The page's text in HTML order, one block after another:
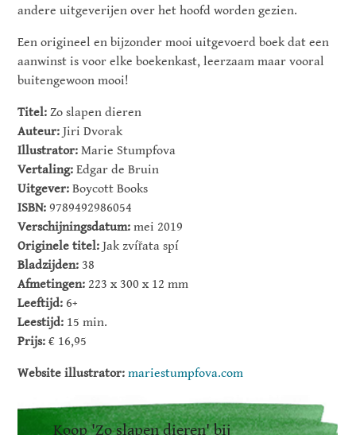
andere uitgeverijen over het hoofd worden gezien.
Een origineel en bijzonder mooi uitgevoerd boek dat een
aanwinst is voor elke boekenkast, leerzaam maar vooral
buitengewoon mooi!
Titel: Zo slapen dieren
Auteur: Jiri Dvorak
Illustrator: Marie Stumpfova
Vertaling: Edgar de Bruin
Uitgever: Boycott Books
ISBN: 9789492986054
Verschijningsdatum:mei 2019
Originele titel: Jak zvířata spí
Bladzijden: 38
Afmetingen: 223 x 300 x 12 mm
Leeftijd: 6+
Leestijd: 15 min.
Prijs: € 16,95
Website illustrator: mariestumpfova.com
Koop 'Zo slapen dieren' bij